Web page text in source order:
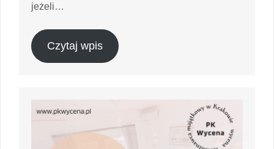
jeżeli…
Czytaj wpis